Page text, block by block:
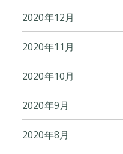
2020年12月
2020年11月
2020年10月
2020年9月
2020年8月